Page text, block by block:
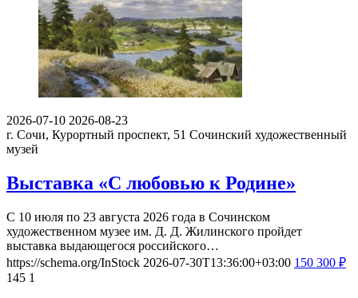
2026-07-10 2026-08-23
г. Сочи, Курортный проспект, 51 Сочинский художественный
музей
Выставка «С любовью к Родине»
С 10 июля по 23 августа 2026 года в Сочинском
художественном музее им. Д. Д. Жилинского пройдет
выставка выдающегося российского…
https://schema.org/InStock 2026-07-30T13:36:00+03:00 150 300 ₽
145 1